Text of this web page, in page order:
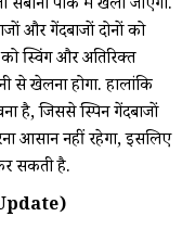
पार्क में खेला जाएगा.
और गेंदबाजों दोनों को
स्विंग और अतिरिक्त
से खेलना होगा. हालांकि
है, जिससे स्पिन गेंदबाजों
आसान नहीं रहेगा, इसलिए
सकती है.